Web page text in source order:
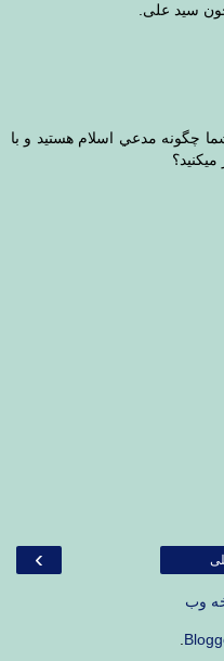
سید علی.
چگونه مدعي اسلام هستيد و با
ميكنيد؟
›
وب